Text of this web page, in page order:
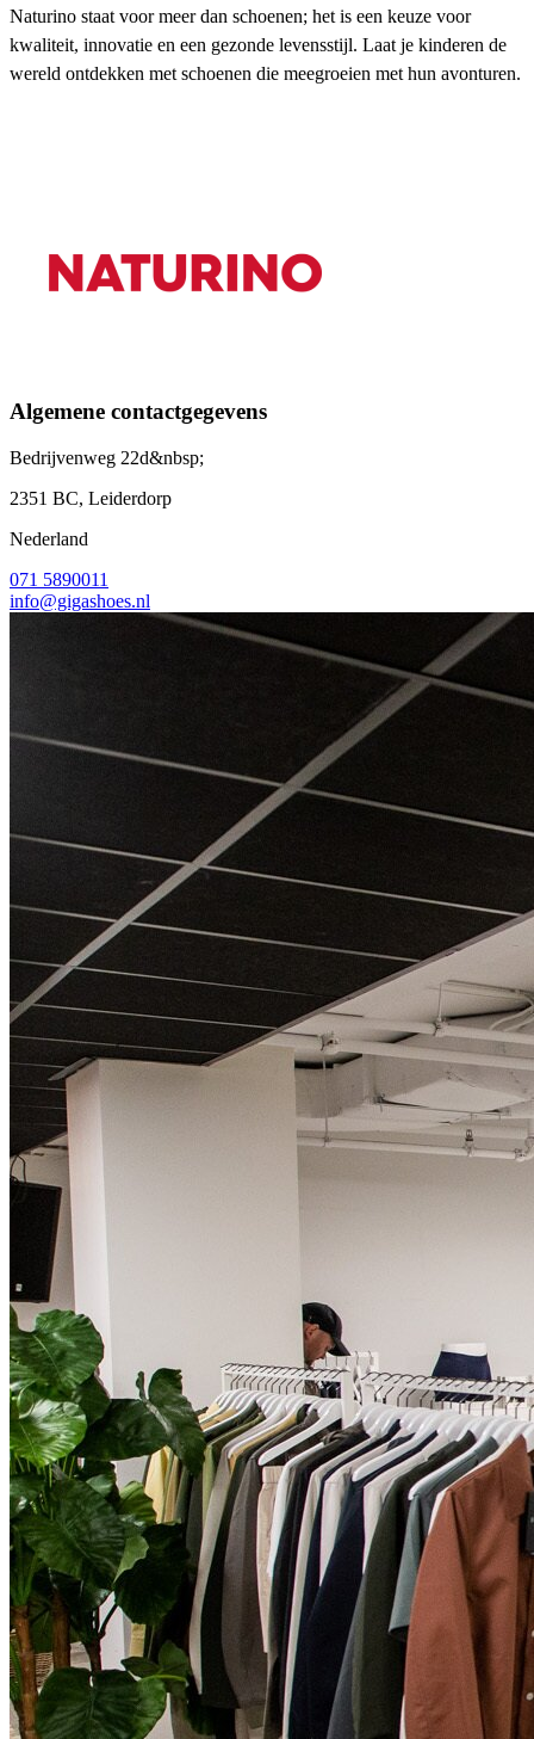
Naturino staat voor meer dan schoenen; het is een keuze voor
kwaliteit, innovatie en een gezonde levensstijl. Laat je kinderen de
wereld ontdekken met schoenen die meegroeien met hun avonturen.
Algemene contactgegevens
Bedrijvenweg 22d&nbsp;
2351 BC, Leiderdorp
Nederland
071 5890011
info@gigashoes.nl